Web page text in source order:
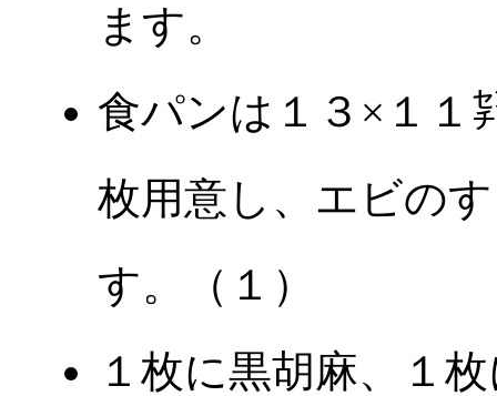
ます。
食パンは１３×１１
枚用意し、エビの
す。（１）
１枚に黒胡麻、１